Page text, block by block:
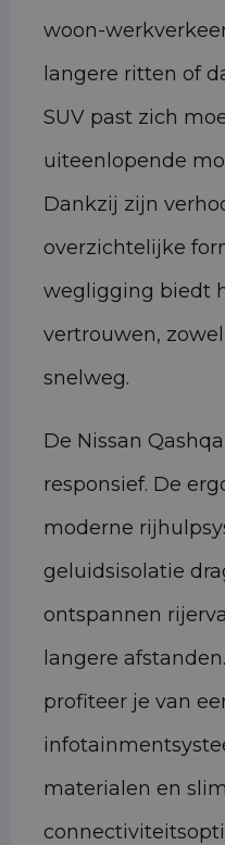
woon-
langere ritten of
SUV past zich
uiteenlopende
Dankzij zijn
overzichtelijke
wegligging biedt
vertrouwen,
snelweg.
De Nissan
responsief. De
moderne
geluidsisolatie
ontspannen
langere
profiteer je van
materialen en